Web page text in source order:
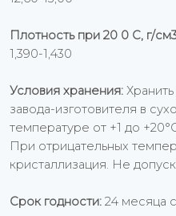
Плотность при 20 0 С, г/
1,390-1,430
Условия хранения:
завода-изготовителя в
температуре от +1 до
При отрицательных
кристаллизация. Не
Срок годности: 24 месяца